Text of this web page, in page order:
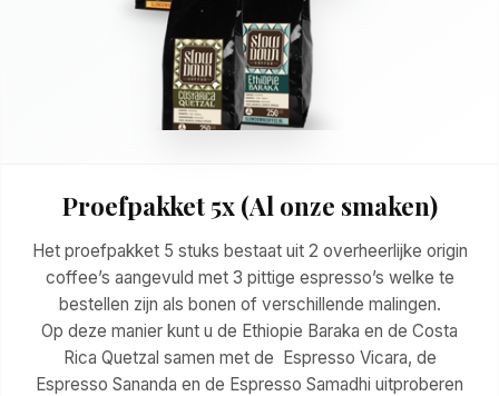
Proefpakket 5x (Al onze smaken)
Het proefpakket 5 stuks bestaat uit 2 overheerlijke origin
coffee’s aangevuld met 3 pittige espresso’s welke te
bestellen zijn als bonen of verschillende malingen.
Op deze manier kunt u de Ethiopie Baraka en de Costa
Rica Quetzal samen met de Espresso Vicara, de
Espresso Sananda en de Espresso Samadhi uitproberen